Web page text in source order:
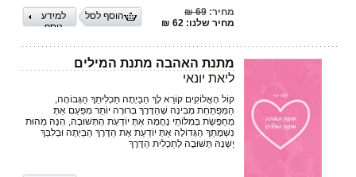
מחיר:69 ₪
מחיר שלנו: 62 ₪
למידע
נוסף
הוסף לסל
מתנת האהבה מתנת המילים
ליאת יונאי
קוֹל הָאֱלוֹקִים קוֹרֵא לָךְ הַבַּיְתָה תַּכְלִיתֵךְ הַגְּבוֹהָה,
הַמְּפֻתַּחַת מְבִינָה שֶׁהַדֶּרֶךְ בְּרוּרָה יוֹתֵר מִפַּעַם אַתְּ
מְחַפֶּשֶׂת בְּמִלּוֹתַי נֶחָמָה אַתְּ יוֹדַעַת הַתְּשׁוּבָה, הִנָּהּ מַהוּת
נִשְׁמָתֵךְ הַגְּדוֹלָה אַתְּ יוֹדַעַת אֶת הַדֶּרֶךְ הַבַּיְתָה וּבְלִבֵּךְ
יֶשְׁנָהּ תְּשׁוּבָה לְתַכְלִית הַדֶּרֶךְ